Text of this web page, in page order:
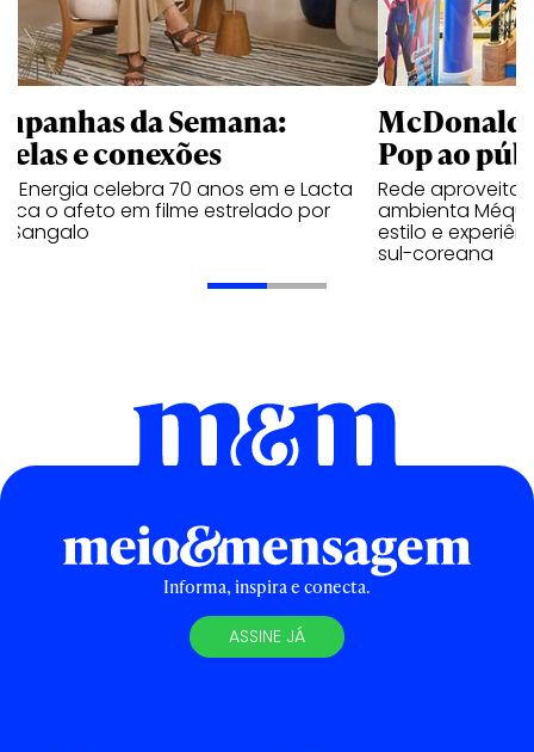
da Semana:
e conexões
Energia celebra 70 anos em e Lacta
o afeto em filme estrelado por
Sangalo
Pop ao
Rede aproveita
ambienta Méqui
estilo e
sul-coreana
Informa, inspira e conecta.
ASSINE JÁ